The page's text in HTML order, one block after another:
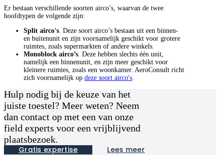
Er bestaan verschillende soorten airco’s, waarvan de twee
hoofdtypen de volgende zijn:
Split airco's. Deze soort airco’s bestaan uit een binnen-
en buitenunit en zijn voornamelijk geschikt voor grotere
ruimtes, zoals supermarkten of andere winkels.
Monoblock airco’s. Deze hebben slechts één unit,
namelijk een binnenunit, en zijn meer geschikt voor
kleinere ruimtes, zoals een woonkamer. AeroConsult richt
zich voornamelijk op deze soort airco's.
Hulp nodig bij de keuze van het
juiste toestel? Meer weten? Neem
dan contact op met een van onze
field experts voor een vrijblijvend
plaatsbezoek.
Gratis expertise
Lees meer